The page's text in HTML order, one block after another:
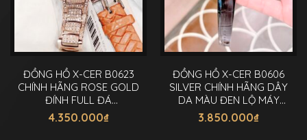
ĐỒNG HỒ X-CER B0623
CHÍNH HÃNG ROSE GOLD
ĐÍNH FULL ĐÁ
SWAROVSKI 32MM
4.350.000₫
ĐỒNG HỒ X-CER B0606
SILVER CHÍNH HÃNG DÂY
DA MÀU ĐEN LỘ MÁY
32MM
3.850.000₫